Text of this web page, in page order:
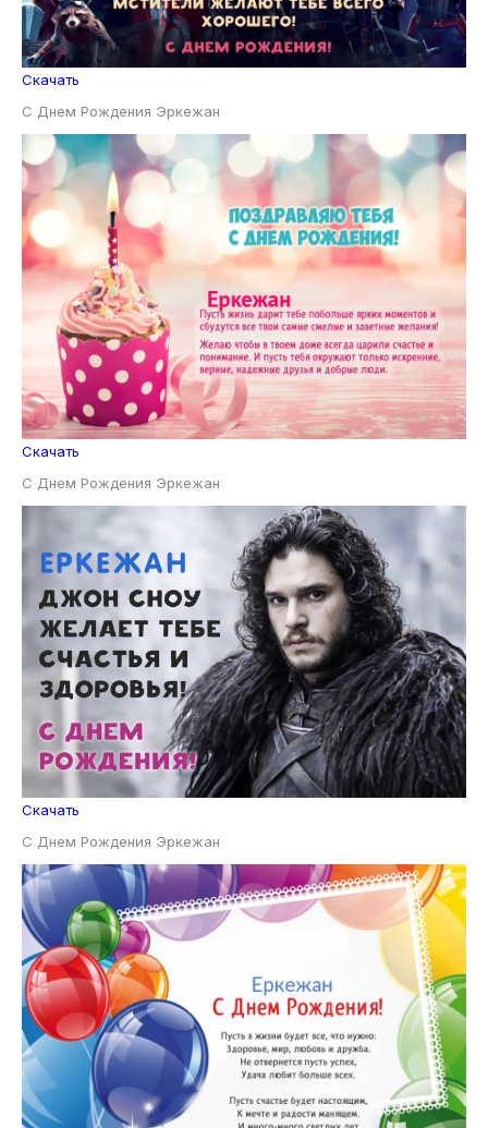
Скачать
С Днем Рождения Эркежан
Скачать
С Днем Рождения Эркежан
Скачать
С Днем Рождения Эркежан